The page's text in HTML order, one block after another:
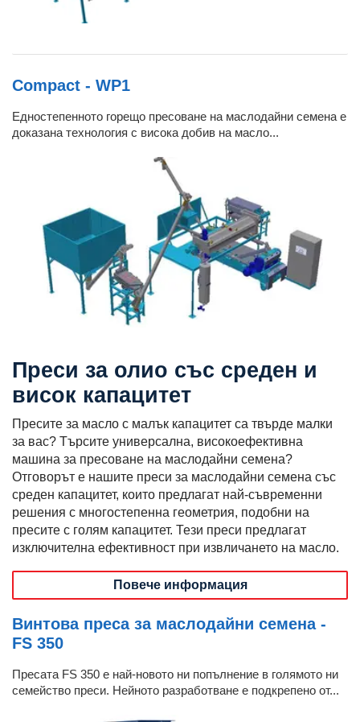
Compact - WP1
Едностепенното горещо пресоване на маслодайни семена е
доказана технология с висока добив на масло...
Преси за олио със среден и
висок капацитет
Пресите за масло с малък капацитет са твърде малки
за вас? Търсите универсална, високоефективна
машина за пресоване на маслодайни семена?
Отговорът е нашите преси за маслодайни семена със
среден капацитет, които предлагат най-съвременни
решения с многостепенна геометрия, подобни на
пресите с голям капацитет. Тези преси предлагат
изключителна ефективност при извличането на масло.
Повече информация
Винтова преса за маслодайни семена -
FS 350
Пресата FS 350 е най-новото ни попълнение в голямото ни
семейство преси. Нейното разработване е подкрепено от...